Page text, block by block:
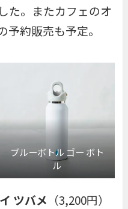
た。またカフェのオ
約販売も予定。
ブルーボトル ゴー ボト
ル
ツバメ （3,200円）